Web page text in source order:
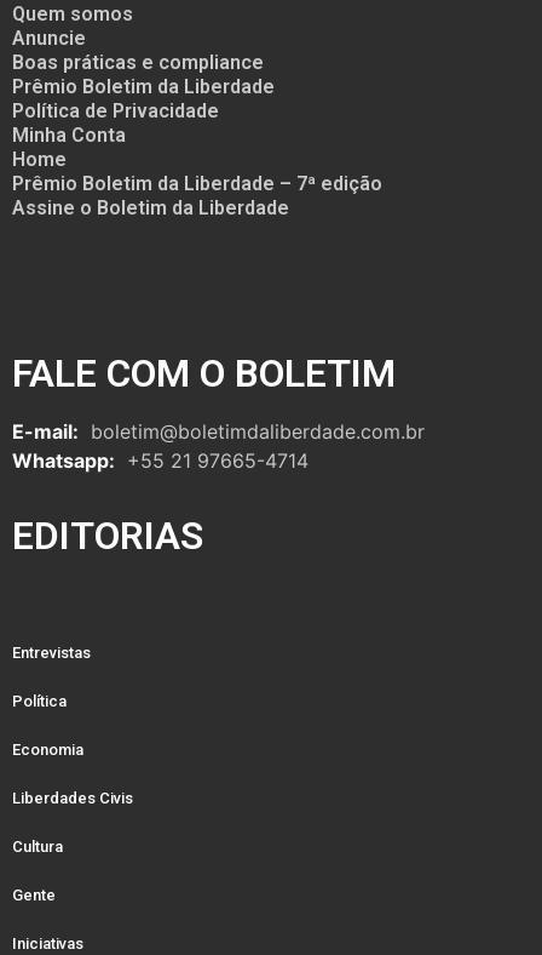
Quem somos
Anuncie
Boas práticas e compliance
Prêmio Boletim da Liberdade
Política de Privacidade
Minha Conta
Home
Prêmio Boletim da Liberdade – 7ª edição
Assine o Boletim da Liberdade
FALE COM O BOLETIM
E-mail: boletim@boletimdaliberdade.com.br
Whatsapp: +55 21 97665-4714
EDITORIAS
Entrevistas
Política
Economia
Liberdades Civis
Cultura
Gente
Iniciativas